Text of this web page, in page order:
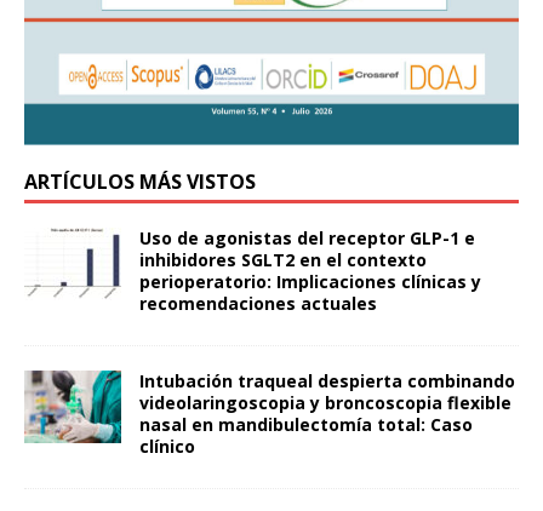
ARTÍCULOS MÁS VISTOS
Uso de agonistas del receptor GLP-1 e
inhibidores SGLT2 en el contexto
perioperatorio: Implicaciones clínicas y
recomendaciones actuales
Intubación traqueal despierta combinando
videolaringoscopia y broncoscopia flexible
nasal en mandibulectomía total: Caso
clínico